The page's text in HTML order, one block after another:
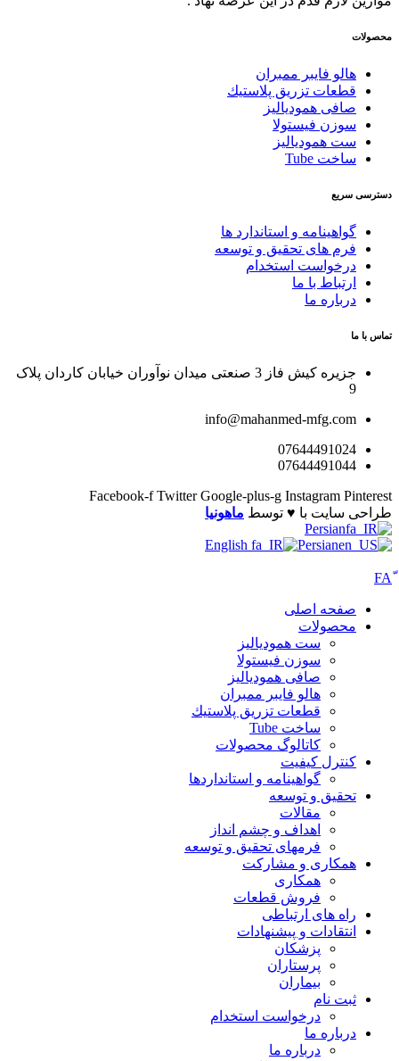
محصولات
هالو فایبر ممبران
قطعات تزريق پلاستيك
صافی همودیالیز
سوزن فیستولا
ست همودیالیز
ساخت Tube
دسترسی سریع
گواهینامه و استاندارد ها
فرم های تحقیق و توسعه
درخواست استخدام
ارتباط با ما
درباره ما
تماس با ما
جزیره کیش فاز 3 صنعتی میدان نوآوران خیابان کاردان پلاک
9
info@mahanmed-mfg.com
07644491024
07644491044
Facebook-f Twitter Google-plus-g Instagram Pinterest
طراحی سایت با ♥️ توسط ماهونیا
Persian
English
Persian
صفحه اصلی
محصولات
ست همودیالیز
سوزن فیستولا
صافی همودیالیز
هالو فایبر ممبران
قطعات تزريق پلاستيك
ساخت Tube
کاتالوگ محصولات
کنترل کیفیت
گواهينامه و استانداردها
تحقيق و توسعه
مقالات
اهداف و چشم انداز
فرمهای تحقیق و توسعه
همکاری و مشارکت
همکاری
فروش قطعات
راه های ارتباطی
انتقادات و پيشنهادات
پزشكان
پرستاران
بيماران
ثبت نام
درخواست استخدام
درباره ما
درباره ما